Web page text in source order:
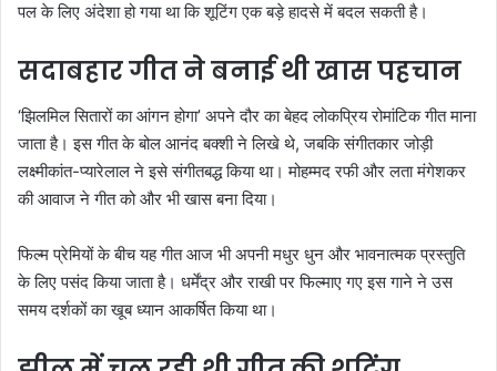
पल के लिए अंदेशा हो गया था कि शूटिंग एक बड़े हादसे में बदल सकती है।
सदाबहार गीत ने बनाई थी खास पहचान
‘झिलमिल सितारों का आंगन होगा’ अपने दौर का बेहद लोकप्रिय रोमांटिक गीत माना
जाता है। इस गीत के बोल आनंद बक्शी ने लिखे थे, जबकि संगीतकार जोड़ी
लक्ष्मीकांत-प्यारेलाल ने इसे संगीतबद्ध किया था। मोहम्मद रफी और लता मंगेशकर
की आवाज ने गीत को और भी खास बना दिया।
फिल्म प्रेमियों के बीच यह गीत आज भी अपनी मधुर धुन और भावनात्मक प्रस्तुति
के लिए पसंद किया जाता है। धर्मेंद्र और राखी पर फिल्माए गए इस गाने ने उस
समय दर्शकों का खूब ध्यान आकर्षित किया था।